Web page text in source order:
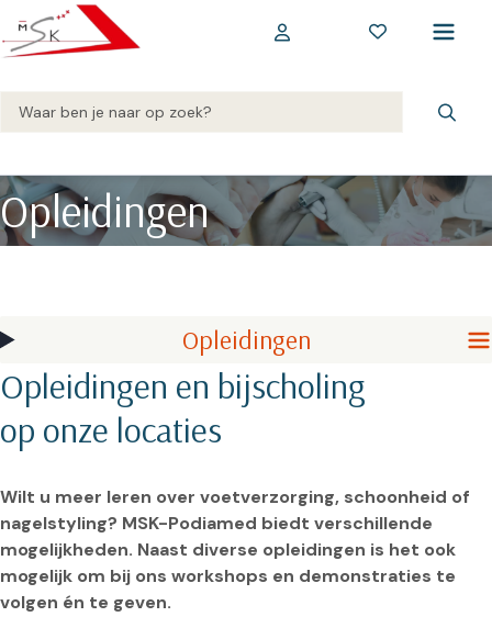
Opleidingen
Opleidingen
Opleidingen en bijscholing
op onze locaties
Wilt u meer leren over voetverzorging, schoonheid of
nagelstyling? MSK-Podiamed biedt verschillende
mogelijkheden. Naast diverse opleidingen is het ook
mogelijk om bij ons workshops en demonstraties te
volgen én te geven.